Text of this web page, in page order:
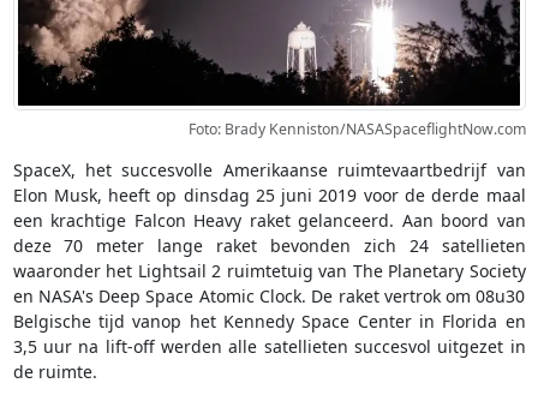
Foto: Brady Kenniston/NASASpaceflightNow.com
SpaceX, het succesvolle Amerikaanse ruimtevaartbedrijf van
Elon Musk, heeft op dinsdag 25 juni 2019 voor de derde maal
een krachtige Falcon Heavy raket gelanceerd. Aan boord van
deze 70 meter lange raket bevonden zich 24 satellieten
waaronder het Lightsail 2 ruimtetuig van The Planetary Society
en NASA's Deep Space Atomic Clock. De raket vertrok om 08u30
Belgische tijd vanop het Kennedy Space Center in Florida en
3,5 uur na lift-off werden alle satellieten succesvol uitgezet in
de ruimte.